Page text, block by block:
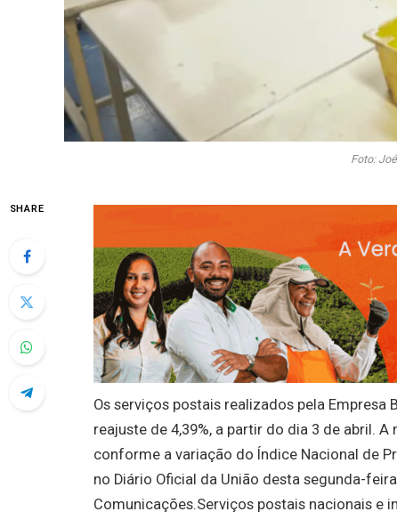
Foto:
SHARE
Os serviços postais realizados pela
reajuste de 4,39%, a partir do dia 3 de abril.
conforme a variação do Índice Nacional de
no Diário Oficial da União desta segunda-
Comunicações.Serviços postais nacionais e